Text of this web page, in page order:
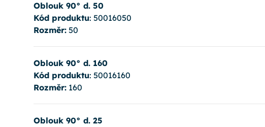
Oblouk 90° d. 50
Kód produktu: 50016050
Rozměr:50
Oblouk 90° d. 160
Kód produktu: 50016160
Rozměr:160
Oblouk 90° d. 25